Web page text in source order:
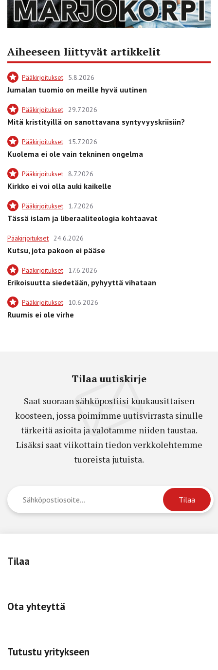
Aiheeseen liittyvät artikkelit
Pääkirjoitukset 5.8.2026
Jumalan tuomio on meille hyvä uutinen
Pääkirjoitukset 29.7.2026
Mitä kristityillä on sanottavana syntyvyyskriisiin?
Pääkirjoitukset 15.7.2026
Kuolema ei ole vain tekninen ongelma
Pääkirjoitukset 8.7.2026
Kirkko ei voi olla auki kaikelle
Pääkirjoitukset 1.7.2026
Tässä islam ja liberaaliteologia kohtaavat
Pääkirjoitukset 24.6.2026
Kutsu, jota pakoon ei pääse
Pääkirjoitukset 17.6.2026
Erikoisuutta siedetään, pyhyyttä vihataan
Pääkirjoitukset 10.6.2026
Ruumis ei ole virhe
Tilaa uutiskirje
Saat suoraan sähköpostiisi kuukausittaisen
koosteen, jossa poimimme uutisvirrasta sinulle
tärkeitä asioita ja valotamme niiden taustaa.
Lisäksi saat viikottain tiedon verkkolehtemme
tuoreista jutuista.
Tilaa
Ota yhteyttä
Tutustu yritykseen